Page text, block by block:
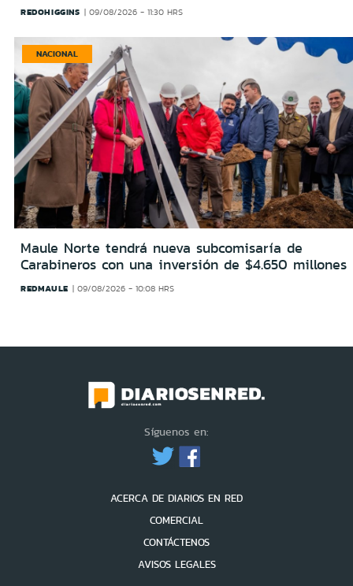
REDOHIGGINS 09/08/2026 - 11:30 HRS
NACIONAL
Maule Norte tendrá nueva subcomisaría de
Carabineros con una inversión de $4.650 millones
REDMAULE 09/08/2026 - 10:08 HRS
Síguenos en:
ACERCA DE DIARIOS EN RED
COMERCIAL
CONTÁCTENOS
AVISOS LEGALES